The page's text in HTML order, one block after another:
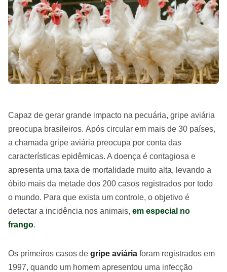
Capaz de gerar grande impacto na pecuária, gripe aviária
preocupa brasileiros. Após circular em mais de 30 países,
a chamada gripe aviária preocupa por conta das
características epidêmicas. A doença é contagiosa e
apresenta uma taxa de mortalidade muito alta, levando a
óbito mais da metade dos 200 casos registrados por todo
o mundo. Para que exista um controle, o objetivo é
detectar a incidência nos animais, em especial no
frango.
Os primeiros casos de gripe aviária foram registrados em
1997, quando um homem apresentou uma infecção